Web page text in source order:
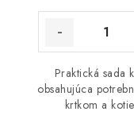
Praktická sada
obsahujúca
krtkom a